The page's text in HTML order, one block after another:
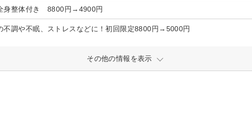
身整体付き 8800円→4900円
不調や不眠、ストレスなどに！初回限定8800円→5000円
その他の情報を表示